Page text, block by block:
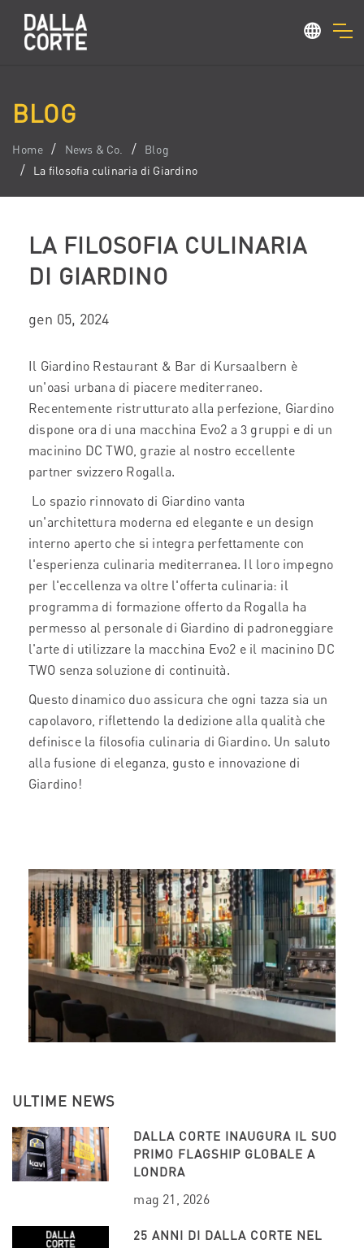
BLOG
Home News & Co.
Blog
La filosofia culinaria di Giardino
LA FILOSOFIA CULINARIA
DI GIARDINO
gen 05, 2024
Il Giardino Restaurant & Bar di Kursaalbern è
un'oasi urbana di piacere mediterraneo.
Recentemente ristrutturato alla perfezione, Giardino
dispone ora di una macchina Evo2 a 3 gruppi e di un
macinino DC TWO, grazie al nostro eccellente
partner svizzero Rogalla.
Lo spazio rinnovato di Giardino vanta
un'architettura moderna ed elegante e un design
interno aperto che si integra perfettamente con
l'esperienza culinaria mediterranea. Il loro impegno
per l'eccellenza va oltre l'offerta culinaria: il
programma di formazione offerto da Rogalla ha
permesso al personale di Giardino di padroneggiare
l'arte di utilizzare la macchina Evo2 e il macinino DC
TWO senza soluzione di continuità.
Questo dinamico duo assicura che ogni tazza sia un
capolavoro, riflettendo la dedizione alla qualità che
definisce la filosofia culinaria di Giardino. Un saluto
alla fusione di eleganza, gusto e innovazione di
Giardino!
ULTIME NEWS
DALLA CORTE INAUGURA IL SUO
PRIMO FLAGSHIP GLOBALE A
LONDRA
mag 21, 2026
25 ANNI DI DALLA CORTE NEL